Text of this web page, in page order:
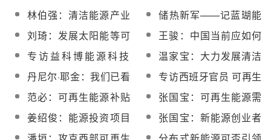
发电等新能源技术研发
产业化进程
级须打破电力垄断 均摊
电价
林伯强：清洁能源产业
缺什么？补什么？
储热新军——记蓝瑚能
源科技总裁张融
刘琦：发展太阳能等可
再生能源 消除绿色贸易
壁垒
王骏：中国当前应如何
发展新能源产业
专访益科博能源科技
（上海）有限公司董事
长项晓东
温家宝：大力发展清洁
能源和可再生能源
丹尼尔·耶金：我们已看
到了一轮能源创新潮
专访西班牙官员 可再生
能源为西班牙创造未来
范必：可再生能源补贴
不应由财政兜底
张国宝：可再生能源需
尽快建立输电、政策等
配套体系
姜绍俊：能源投资项目
审批的一点思考
张国宝：新能源创业者
要向首富学习